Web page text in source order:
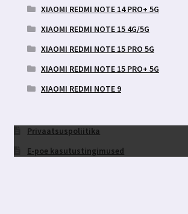
XIAOMI REDMI NOTE 14 PRO+ 5G
XIAOMI REDMI NOTE 15 4G/5G
XIAOMI REDMI NOTE 15 PRO 5G
XIAOMI REDMI NOTE 15 PRO+ 5G
XIAOMI REDMI NOTE 9
Privaatsuspoliitika
E-poe kasutustingimused